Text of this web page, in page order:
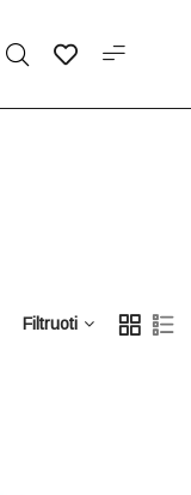
Filtruoti